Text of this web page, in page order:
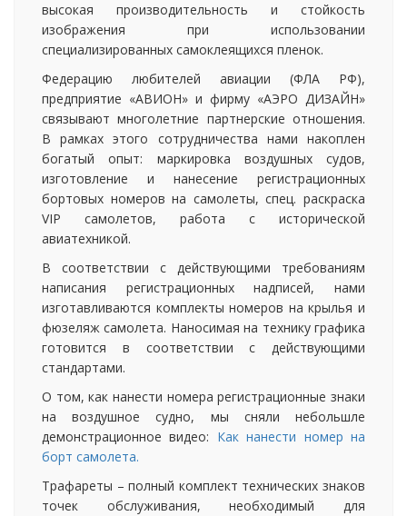
высокая производительность и стойкость
изображения при использовании
специализированных самоклеящихся пленок.
Федерацию любителей авиации (ФЛА РФ),
предприятие «АВИОН» и фирму «АЭРО ДИЗАЙН»
связывают многолетние партнерские отношения.
В рамках этого сотрудничества нами накоплен
богатый опыт: маркировка воздушных судов,
изготовление и нанесение регистрационных
бортовых номеров на самолеты, спец. раскраска
VIP самолетов, работа с исторической
авиатехникой.
В соответствии с действующими требованиям
написания регистрационных надписей, нами
изготавливаются комплекты номеров на крылья и
фюзеляж самолета. Наносимая на технику графика
готовится в соответствии с действующими
стандартами.
О том, как нанести номера регистрационные знаки
на воздушное судно, мы сняли небольшле
демонстрационное видео: Как нанести номер на
борт самолета.
Трафареты – полный комплект технических знаков
точек обслуживания, необходимый для